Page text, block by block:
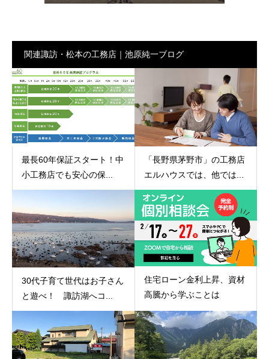
関連諏訪・松本の工務店｜池原純一ブログ
最長60年保証スタート！中
小工務店でも安心の保...
「長野県茅野市」の工務店
エルハウスでは、他では...
30代子育て世代はお子さん
と遊べ！ 諏訪湖へコ...
住宅ローン金利上昇、資材
高騰から学ぶことは